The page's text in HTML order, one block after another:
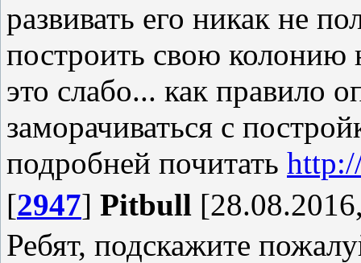
развивать его никак не
построить свою колонию
это слабо... как правило
заморачиваться с
подробней почитать
[2947] Pitbull
Ребят, подскажите